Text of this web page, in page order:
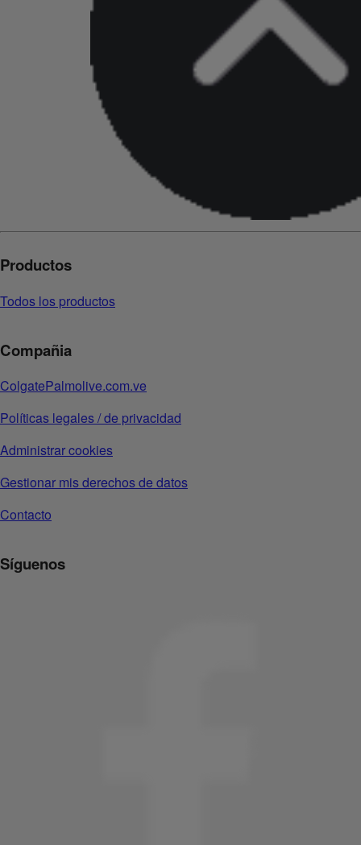
Productos
Todos los productos
Compañia
ColgatePalmolive.com.ve
Políticas legales / de privacidad
Administrar cookies
Gestionar mis derechos de datos
Contacto
Síguenos